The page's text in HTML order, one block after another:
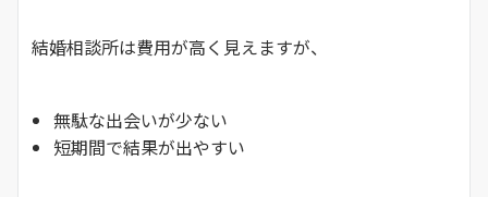
結婚相談所は費用が高く見えますが、
無駄な出会いが少ない
短期間で結果が出やすい